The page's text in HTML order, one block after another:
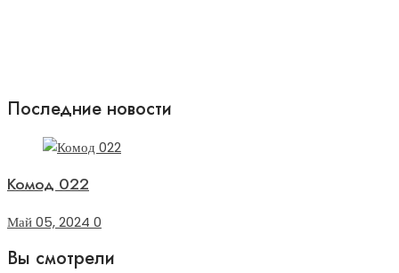
Последние новости
Комод 022
Май 05, 2024 0
Вы смотрели